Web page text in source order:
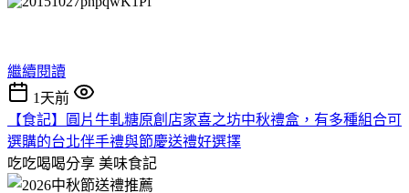
繼續閱讀
1天前
【食記】圓片牛軋糖原創店家喜之坊中秋禮盒，有多種組合可
選購的台北伴手禮與節慶送禮好選擇
吃吃喝喝分享 美味食記